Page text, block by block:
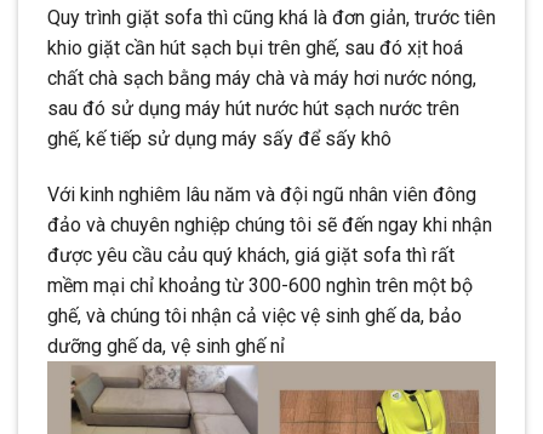
Quy trình giặt sofa thì cũng khá là đơn giản, trước tiên
khio giặt cần hút sạch bụi trên ghế, sau đó xịt hoá
chất chà sạch bằng máy chà và máy hơi nước nóng,
sau đó sử dụng máy hút nước hút sạch nước trên
ghế, kế tiếp sử dụng máy sấy để sấy khô
Với kinh nghiêm lâu năm và đội ngũ nhân viên đông
đảo và chuyên nghiệp chúng tôi sẽ đến ngay khi nhận
được yêu cầu cảu quý khách, giá giặt sofa thì rất
mềm mại chỉ khoảng từ 300-600 nghìn trên một bộ
ghế, và chúng tôi nhận cả việc vệ sinh ghế da, bảo
dưỡng ghế da, vệ sinh ghế nỉ